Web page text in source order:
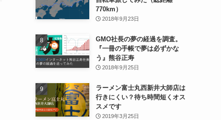
770km）
2018年9月23日
GMO社長の夢の経過を調査。
『一冊の手帳で夢は必ずかな
う』熊谷正寿
2018年9月25日
ラーメン富士丸西新井大師店は
行きにくい？待ち時間短くオス
スメです
2019年3月25日